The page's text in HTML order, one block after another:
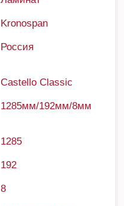
Kronospan
Россия
Castello Classic
1285мм/192мм/8мм
1285
192
8